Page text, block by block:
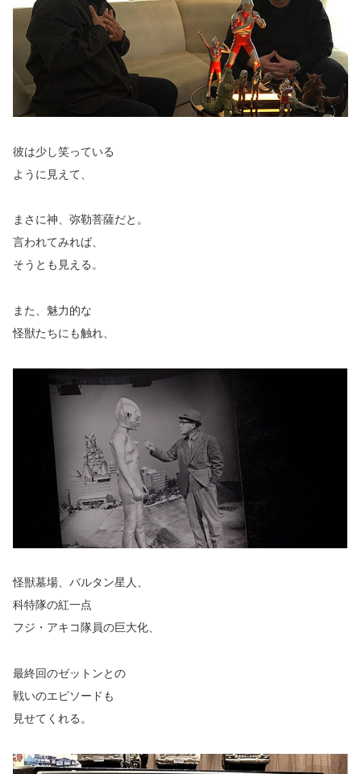
彼は少し笑っている
ように見えて、
まさに神、弥勒菩薩だと。
言われてみれば、
そうとも見える。
また、魅力的な
怪獣たちにも触れ、
怪獣墓場、バルタン星人、
科特隊の紅一点
フジ・アキコ隊員の巨大化、
最終回のゼットンとの
戦いのエピソードも
見せてくれる。